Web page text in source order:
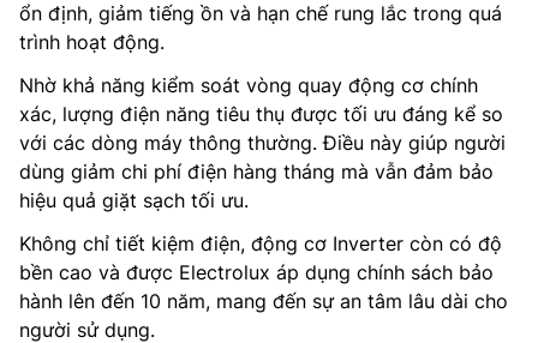
ổn định, giảm tiếng ồn và hạn chế rung lắc trong quá
trình hoạt động.
Nhờ khả năng kiểm soát vòng quay động cơ chính
xác, lượng điện năng tiêu thụ được tối ưu đáng kể so
với các dòng máy thông thường. Điều này giúp người
dùng giảm chi phí điện hàng tháng mà vẫn đảm bảo
hiệu quả giặt sạch tối ưu.
Không chỉ tiết kiệm điện, động cơ Inverter còn có độ
bền cao và được Electrolux áp dụng chính sách bảo
hành lên đến 10 năm, mang đến sự an tâm lâu dài cho
người sử dụng.